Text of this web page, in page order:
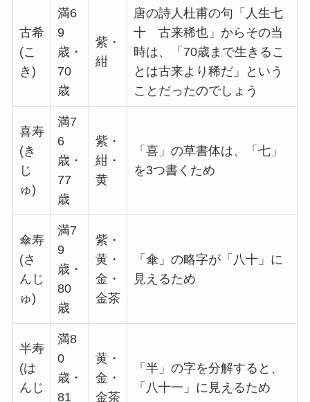
冠婚葬祭マナー
電報活用術
古希
(こ
き)
満6
9
歳・
70
歳
紫・
紺
唐の詩人杜甫の句「人生七
十 古来稀也」からその当
時は、「70歳まで生きるこ
とは古来より稀だ」という
ことだったのでしょう
喜寿
(き
じ
ゅ)
満7
6
歳・
77
歳
紫・
紺・
黄
「喜」の草書体は、「七」
を3つ書くため
傘寿
(さ
んじ
ゅ)
満7
9
歳・
80
歳
紫・
黄・
金・
金茶
「傘」の略字が「八十」に
見えるため
半寿
(は
んじ
満8
0
歳・
81
黄・
金・
金茶
「半」の字を分解すると、
「八十一」に見えるため